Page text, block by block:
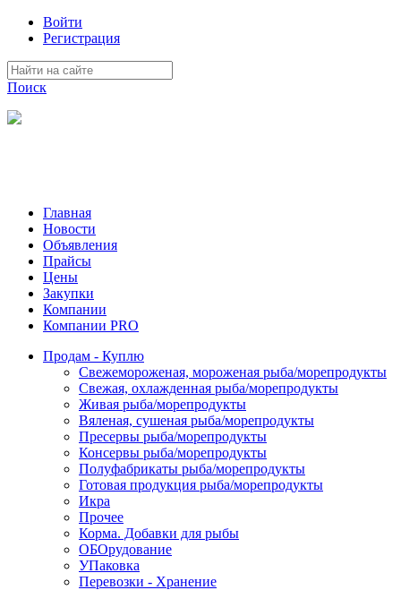
Войти
Регистрация
Поиск
Главная
Новости
Объявления
Прайсы
Цены
Закупки
Компании
Компании PRO
Продам - Куплю
Свежемороженая, мороженая рыба/морепродукты
Свежая, охлажденная рыба/морепродукты
Живая рыба/морепродукты
Вяленая, сушеная рыба/морепродукты
Пресервы рыба/морепродукты
Консервы рыба/морепродукты
Полуфабрикаты рыба/морепродукты
Готовая продукция рыба/морепродукты
Икра
Прочее
Корма. Добавки для рыбы
ОБОрудование
УПаковка
Перевозки - Хранение